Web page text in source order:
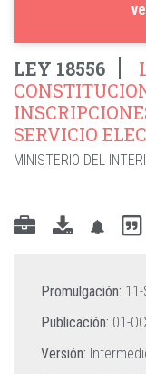
LEY 18556
SERVICIO
MINISTERIO DEL
Promulgación:
Publicación: 01-
Versión: